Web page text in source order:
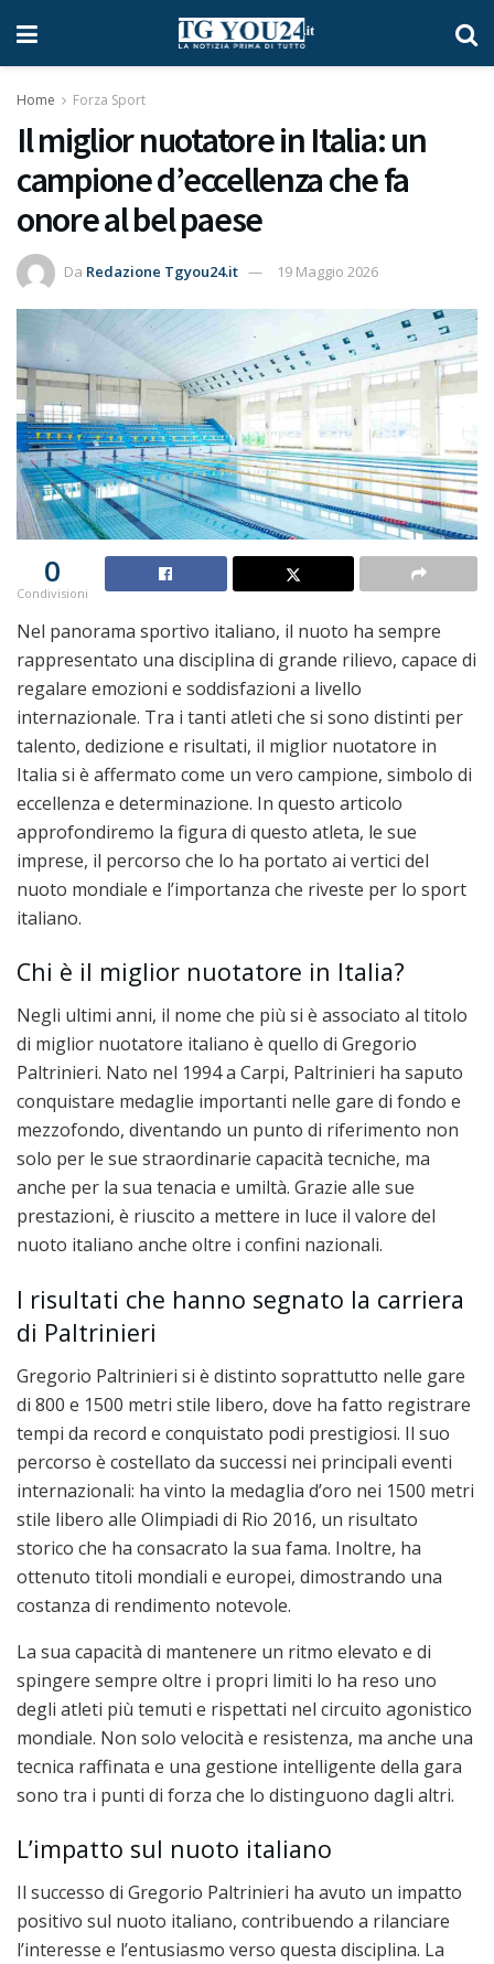
Home Forza Sport
Il miglior nuotatore in Italia: un
campione d’eccellenza che fa
onore al bel paese
Da Redazione Tgyou24.it 19 Maggio 2026
0
Condivisioni
Nel panorama sportivo italiano, il nuoto ha sempre
rappresentato una disciplina di grande rilievo, capace di
regalare emozioni e soddisfazioni a livello
internazionale. Tra i tanti atleti che si sono distinti per
talento, dedizione e risultati, il miglior nuotatore in
Italia si è affermato come un vero campione, simbolo di
eccellenza e determinazione. In questo articolo
approfondiremo la figura di questo atleta, le sue
imprese, il percorso che lo ha portato ai vertici del
nuoto mondiale e l’importanza che riveste per lo sport
italiano.
Chi è il miglior nuotatore in Italia?
Negli ultimi anni, il nome che più si è associato al titolo
di miglior nuotatore italiano è quello di Gregorio
Paltrinieri. Nato nel 1994 a Carpi, Paltrinieri ha saputo
conquistare medaglie importanti nelle gare di fondo e
mezzofondo, diventando un punto di riferimento non
solo per le sue straordinarie capacità tecniche, ma
anche per la sua tenacia e umiltà. Grazie alle sue
prestazioni, è riuscito a mettere in luce il valore del
nuoto italiano anche oltre i confini nazionali.
I risultati che hanno segnato la carriera
di Paltrinieri
Gregorio Paltrinieri si è distinto soprattutto nelle gare
di 800 e 1500 metri stile libero, dove ha fatto registrare
tempi da record e conquistato podi prestigiosi. Il suo
percorso è costellato da successi nei principali eventi
internazionali: ha vinto la medaglia d’oro nei 1500 metri
stile libero alle Olimpiadi di Rio 2016, un risultato
storico che ha consacrato la sua fama. Inoltre, ha
ottenuto titoli mondiali e europei, dimostrando una
costanza di rendimento notevole.
La sua capacità di mantenere un ritmo elevato e di
spingere sempre oltre i propri limiti lo ha reso uno
degli atleti più temuti e rispettati nel circuito agonistico
mondiale. Non solo velocità e resistenza, ma anche una
tecnica raffinata e una gestione intelligente della gara
sono tra i punti di forza che lo distinguono dagli altri.
L’impatto sul nuoto italiano
Il successo di Gregorio Paltrinieri ha avuto un impatto
positivo sul nuoto italiano, contribuendo a rilanciare
l’interesse e l’entusiasmo verso questa disciplina. La